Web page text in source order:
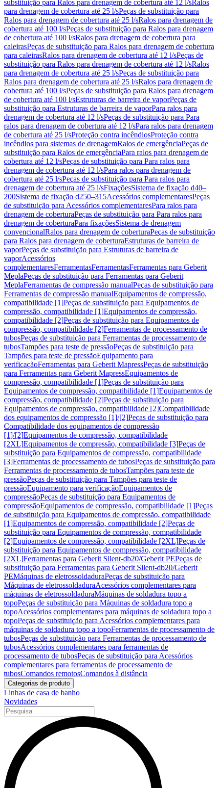
substituição para Ralos para drenagem de cobertura até 12 l/sRalos
para drenagem de cobertura até 25 l/sPeças de substituição para
Ralos para drenagem de cobertura até 25 l/sRalos para drenagem de
cobertura até 100 l/sPeças de substituição para Ralos para drenagem
de cobertura até 100 l/sRalos para drenagem de cobertura para
caleirasPeças de substituição para Ralos para drenagem de cobertura
para caleirasRalos para drenagem de cobertura até 12 l/sPeças de
substituição para Ralos para drenagem de cobertura até 12 l/sRalos
para drenagem de cobertura até 25 l/sPeças de substituição para
Ralos para drenagem de cobertura até 25 l/sRalos para drenagem de
cobertura até 100 l/sPeças de substituição para Ralos para drenagem
de cobertura até 100 l/sEstruturas de barreira de vaporPeças de
substituição para Estruturas de barreira de vaporPara ralos para
drenagem de cobertura até 12 l/sPeças de substituição para Para
ralos para drenagem de cobertura até 12 l/sPara ralos para drenagem
de cobertura até 25 l/sProteção contra incêndiosProteção contra
incêndios para sistemas de drenagemRalos de emergênciaPeças de
substituição para Ralos de emergênciaPara ralos para drenagem de
cobertura até 12 l/sPeças de substituição para Para ralos para
drenagem de cobertura até 12 l/sPara ralos para drenagem de
cobertura até 25 l/sPeças de substituição para Para ralos para
drenagem de cobertura até 25 l/sFixaçõesSistema de fixação d40–
200Sistema de fixação d250–315Acessórios complementaresPeças
de substituição para Acessórios complementaresPara ralos para
drenagem de coberturaPeças de substituição para Para ralos para
drenagem de coberturaPara fixaçõesSistema de drenagem
convencionalRalos para drenagem de coberturaPeças de substituição
para Ralos para drenagem de coberturaEstruturas de barreira de
vaporPeças de substituição para Estruturas de barreira de
vaporAcessórios
complementaresFerramentasFerramentasFerramentas para Geberit
MeplaPeças de substituição para Ferramentas para Geberit
MeplaFerramentas de compressão manualPeças de substituição para
Ferramentas de compressão manualEquipamentos de compressão,
compatibilidade [1]Peças de substituição para Equipamentos de
compressão, compatibilidade [1]Equipamentos de compressão,
compatibilidade [2]Peças de substituição para Equipamentos de
compressão, compatibilidade [2]Ferramentas de processamento de
tubosPeças de substituição para Ferramentas de processamento de
tubosTampões para teste de pressãoPeças de substituição para
Tampões para teste de pressãoEquipamento para
verificaçãoFerramentas para Geberit MapressPeças de substituição
para Ferramentas para Geberit MapressEquipamentos de
compressão, compatibilidade [1]Peças de substituição para
Equipamentos de compressão, compatibilidade [1]Equipamentos de
compressão, compatibilidade [2]Peças de substituição para
Equipamentos de compressão, compatibilidade [2]Compatibilidade
dos equipamentos de compressão [1]/[2]Peças de substituição para
Compatibilidade dos equipamentos de compressão
[1]/[2]Equipamentos de compressão, compatibilidade
[2XL]Equipamentos de compressão, compatibilidade [3]Peças de
substituição para Equipamentos de compressão, compatibilidade
[3]Ferramentas de processamento de tubosPeças de substituição para
Ferramentas de processamento de tubosTampões para teste de
pressãoPeças de substituição para Tampões para teste de
pressãoEquipamento para verificaçãoEquipamentos de
compressãoPeças de substituição para Equipamentos de
compressãoEquipamentos de compressão, compatibilidade [1]Peças
de substituição para Equipamentos de compressão, compatibilidade
[1]Equipamentos de compressão, compatibilidade [2]Peças de
substituição para Equipamentos de compressão, compatibilidade
[2]Equipamentos de compressão, compatibilidade [2XL]Peças de
substituição para Equipamentos de compressão, compatibilidade
[2XL]Ferramentas para Geberit Silent-db20/Geberit PEPeças de
substituição para Ferramentas para Geberit Silent-db20/Geberit
PEMáquinas de eletrossoldaduraPeças de substituição para
Máquinas de eletrossoldaduraAcessórios complementares para
máquinas de eletrossoldaduraMáquinas de soldadura topo a
topoPeças de substituição para Máquinas de soldadura topo a
topoAcessórios complementares para máquinas de soldadura topo a
topoPeças de substituição para Acessórios complementares para
máquinas de soldadura topo a topoFerramentas de processamento de
tubosPeças de substituição para Ferramentas de processamento de
tubosAcessórios complementares para ferramentas de
processamento de tubosPeças de substituição para Acessórios
complementares para ferramentas de processamento de
tubosComandos remotosComandos à distância
Categorias de produto
Linhas de casa de banho
Novidades